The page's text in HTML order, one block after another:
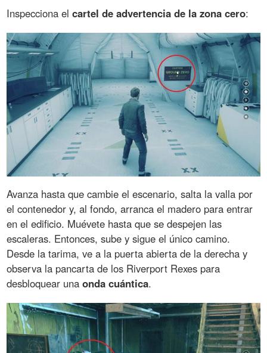
Inspecciona elcartel de advertencia de la zona cero:
Avanza hasta que cambie el escenario, salta la valla por
el contenedor y, al fondo, arranca el madero para entrar
en el edificio. Muévete hasta que se despejen las
escaleras. Entonces, sube y sigue el único camino.
Desde la tarima, ve a la puerta abierta de la derecha y
observa la pancarta de los Riverport Rexes para
desbloquear unaonda cuántica.